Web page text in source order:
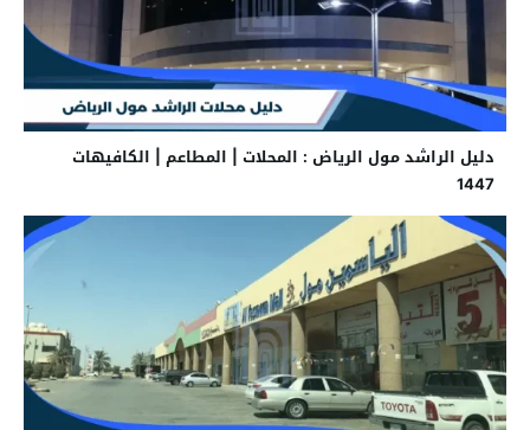
دليل الراشد مول الرياض : المحلات | المطاعم | الكافيهات
1447